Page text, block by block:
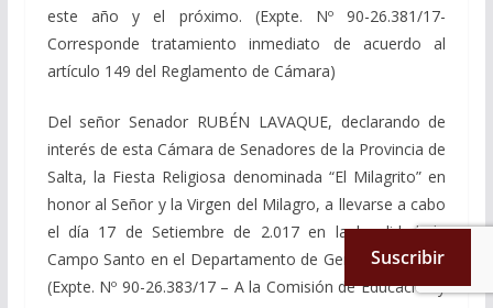
este año y el próximo. (Expte. Nº 90-26.381/17-
Corresponde tratamiento inmediato de acuerdo al
artículo 149 del Reglamento de Cámara)
Del señor Senador RUBÉN LAVAQUE, declarando de
interés de esta Cámara de Senadores de la Provincia de
Salta, la Fiesta Religiosa denominada “El Milagrito” en
honor al Señor y la Virgen del Milagro, a llevarse a cabo
el día 17 de Setiembre de 2.017 en la localidad de
Campo Santo en el Departamento de General Güemes.
(Expte. Nº 90-26.383/17 – A la Comisión de Educación y
Suscribir